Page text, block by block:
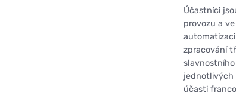
Účastníci
provozu a
zpracování
jednotlivých
účasti